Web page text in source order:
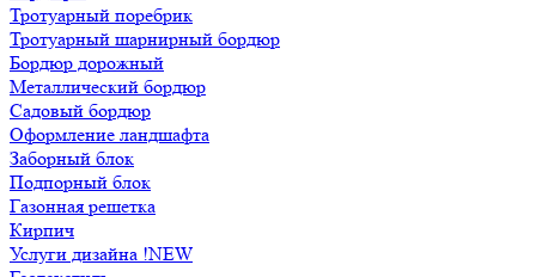
Тротуарный поребрик
Тротуарный шарнирный бордюр
Бордюр дорожный
Металлический бордюр
Садовый бордюр
Оформление ландшафта
Заборный блок
Подпорный блок
Газонная решетка
Кирпич
Услуги дизайна !NEW